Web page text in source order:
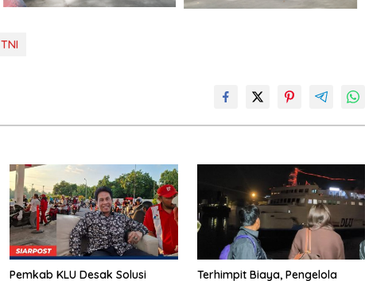
TNI
Pemkab KLU Desak Solusi
Terhimpit Biaya, Pengelola